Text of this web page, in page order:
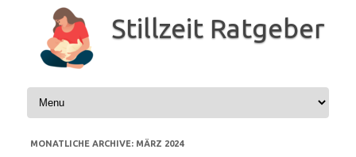
springen
Stillzeit Ratgeber
MONATLICHE ARCHIVE: MÄRZ 2024